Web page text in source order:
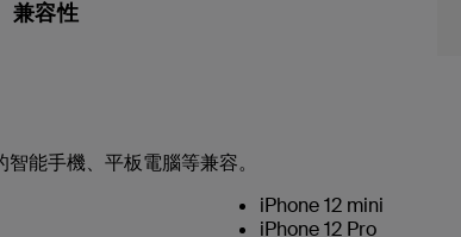
兼容性
能手機、平板電腦等兼容。
iPhone 12 mini
iPhone 12 Pro